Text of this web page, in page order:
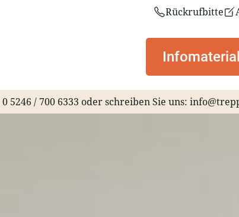
Rückrufbitte
0 5246 / 700 6333 oder schreiben Sie uns: